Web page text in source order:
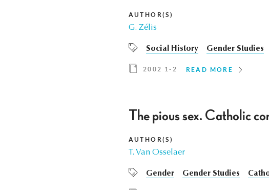
AUTHOR(S)
G. Zélis
Social History Gender Studies
2002 1-2 READ MORE
The pious sex. Catholic
AUTHOR(S)
T. Van Osselaer
Gender Gender Studies